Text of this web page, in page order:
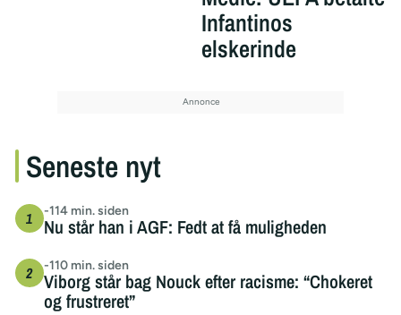
Infantinos
elskerinde
Seneste nyt
-114 min. siden
Nu står han i AGF: Fedt at få muligheden
-110 min. siden
Viborg står bag Nouck efter racisme: “Chokeret
og frustreret”